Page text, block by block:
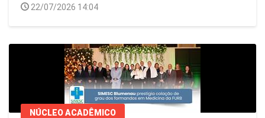
22/07/2026 14:04
NÚCLEO ACADÊMICO